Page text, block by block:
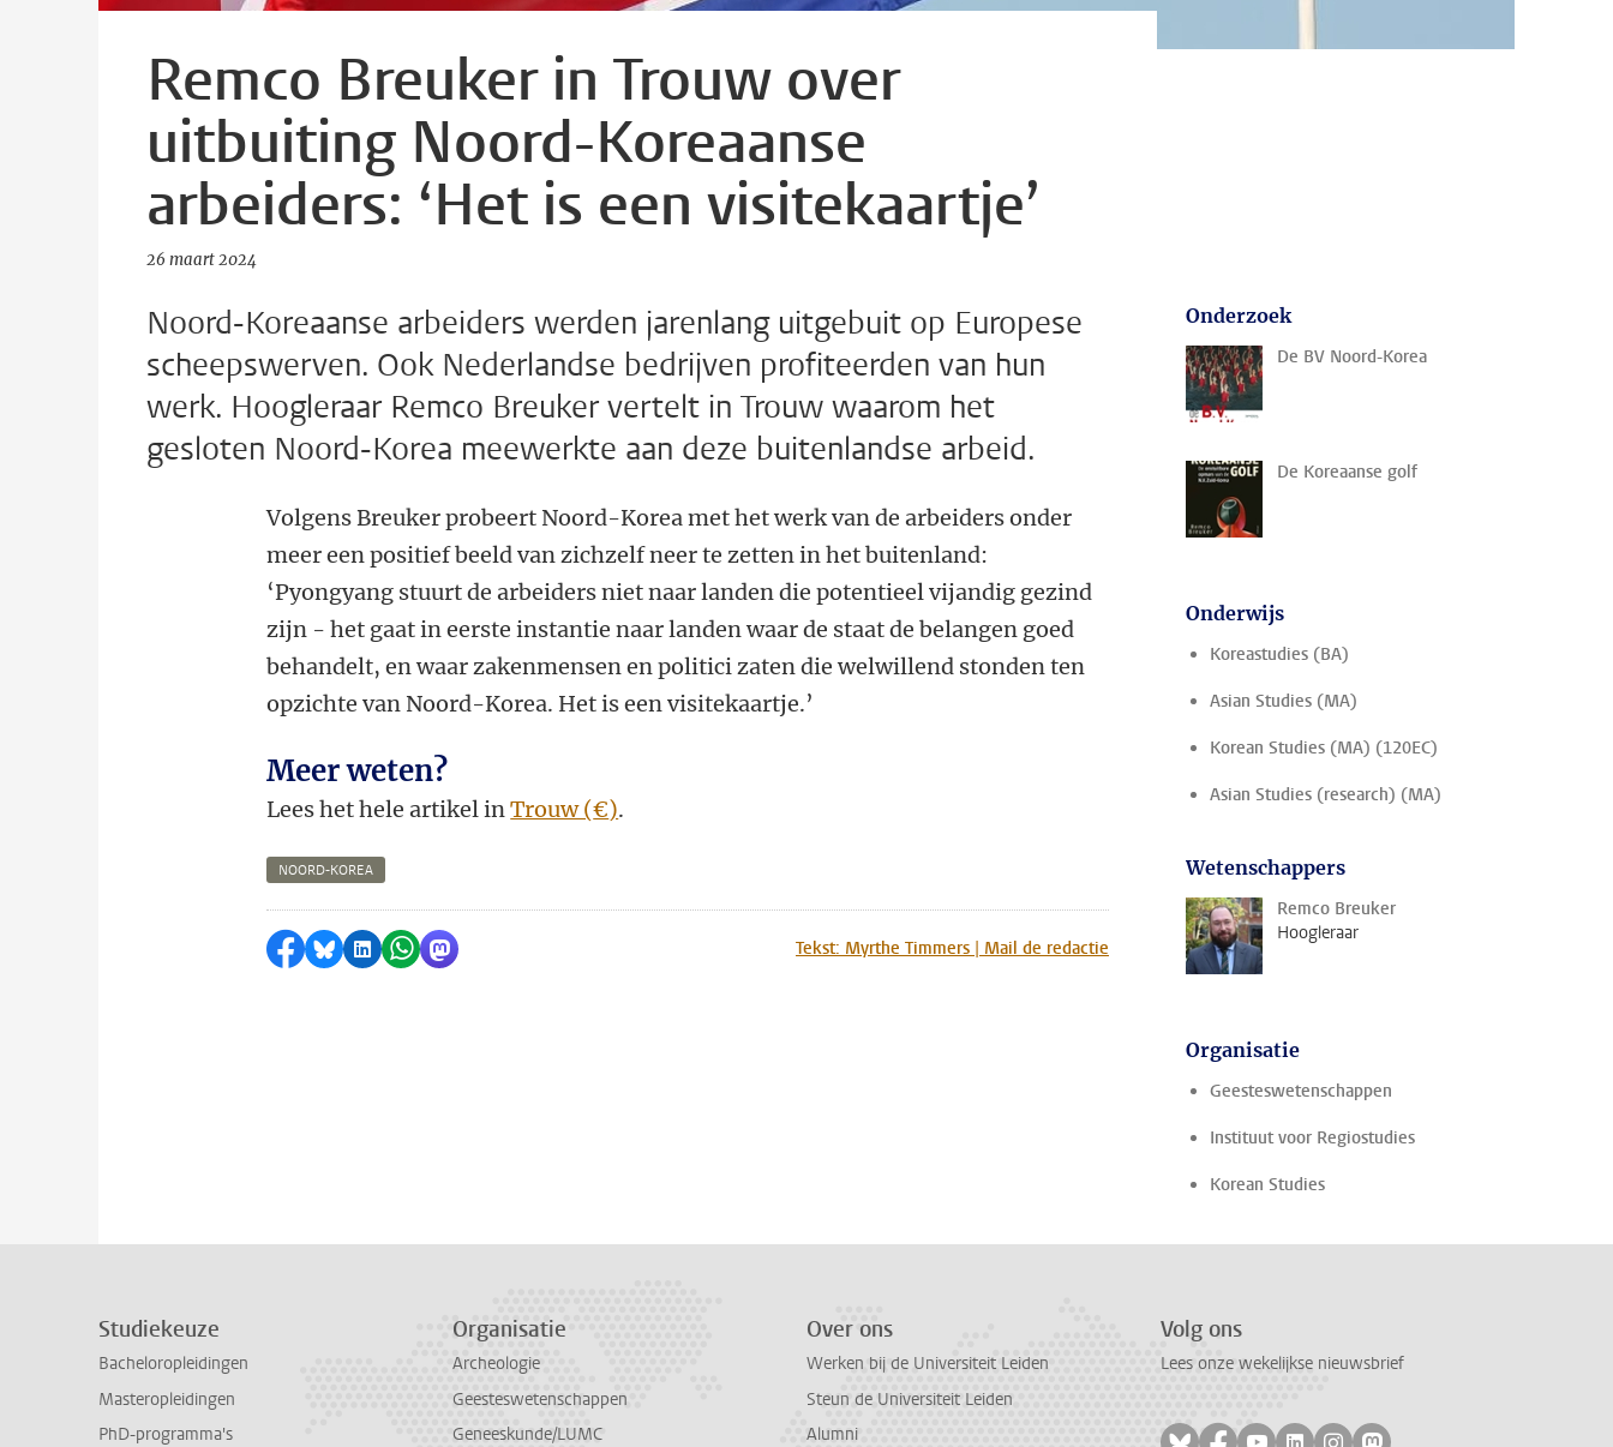
Remco Breuker in Trouw over
uitbuiting Noord-Koreaanse
arbeiders: ‘Het is een visitekaartje’
26 maart 2024
Noord-Koreaanse arbeiders werden jarenlang uitgebuit op Europese
scheepswerven. Ook Nederlandse bedrijven profiteerden van hun
werk. Hoogleraar Remco Breuker vertelt in Trouw waarom het
gesloten Noord-Korea meewerkte aan deze buitenlandse arbeid.
Volgens Breuker probeert Noord-Korea met het werk van de arbeiders onder
meer een positief beeld van zichzelf neer te zetten in het buitenland:
‘Pyongyang stuurt de arbeiders niet naar landen die potentieel vijandig gezind
zijn - het gaat in eerste instantie naar landen waar de staat de belangen goed
behandelt, en waar zakenmensen en politici zaten die welwillend stonden ten
opzichte van Noord-Korea. Het is een visitekaartje.’
Meer weten?
Lees het hele artikel inTrouw (€).
NOORD-KOREA
Delen op Facebook
Delen via Bluesky
Delen op LinkedIn
Delen via WhatsApp
Delen via Mastodon Tekst: Myrthe Timmers | Mail de redactie
Onderzoek
De BV Noord-Korea
De Koreaanse golf
Onderwijs
Koreastudies (BA)
Asian Studies (MA)
Korean Studies (MA) (120EC)
Asian Studies (research) (MA)
Wetenschappers
Remco Breuker
Hoogleraar
Organisatie
Geesteswetenschappen
Instituut voor Regiostudies
Korean Studies
Studiekeuze
Bacheloropleidingen
Masteropleidingen
PhD-programma's
Organisatie
Archeologie
Geesteswetenschappen
Geneeskunde/LUMC
Over ons
Werken bij de Universiteit Leiden
Steun de Universiteit Leiden
Alumni
Volg ons
Lees onze wekelijkse nieuwsbrief